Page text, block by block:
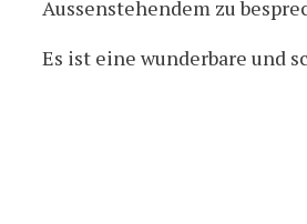
Aussenstehendem zu
Es ist eine wunderbare und